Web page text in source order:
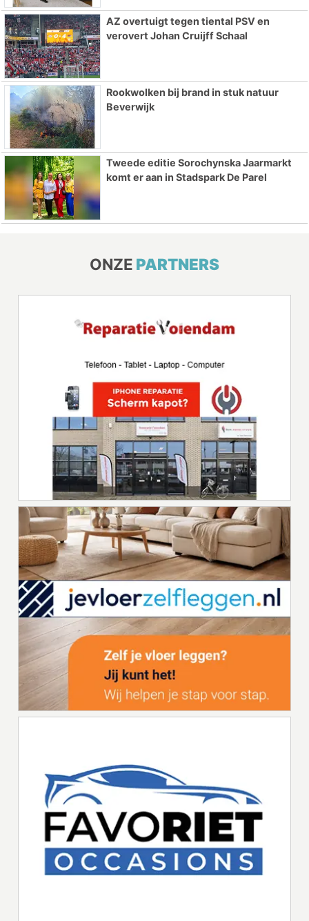
AZ overtuigt tegen tiental PSV en
verovert Johan Cruijff Schaal
Rookwolken bij brand in stuk natuur
Beverwijk
Tweede editie Sorochynska Jaarmarkt
komt er aan in Stadspark De Parel
ONZE PARTNERS